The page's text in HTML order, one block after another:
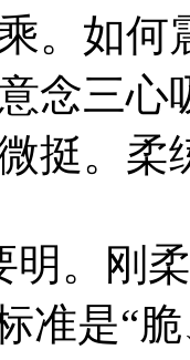
。如
念三心
挺。柔
。刚柔
准是“